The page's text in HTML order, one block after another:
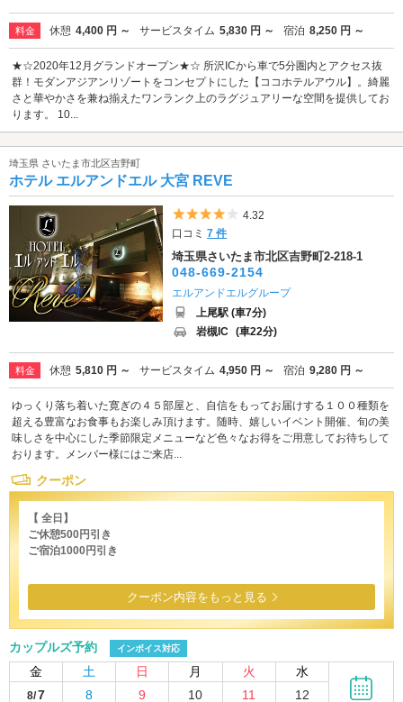
料金 休憩 4,400 円 ～ サービスタイム 5,830 円 ～ 宿泊 8,250 円 ～
★☆2020年12月グランドオープン★☆ 所沢ICから車で5分圏内とアクセス抜
群！モダンアジアンリゾートをコンセプトにした【ココホテルアウル】。綺麗
さと華やかさを兼ね揃えたワンランク上のラグジュアリーな空間を提供してお
ります。 10...
埼玉県 さいたま市北区吉野町
ホテル エルアンドエル 大宮 REVE
5つ星のうち4
4.32
口コミ7 件
埼玉県さいたま市北区吉野町2-218-1
048-669-2154
エルアンドエルグループ
上尾駅 (車7分)
岩槻IC (車22分)
料金 休憩 5,810 円 ～ サービスタイム 4,950 円 ～ 宿泊 9,280 円 ～
ゆっくり落ち着いた寛ぎの４５部屋と、自信をもってお届けする１００種類を
超える豊富なお食事もお楽しみ頂けます。随時、嬉しいイベント開催、旬の美
味しさを中心にした季節限定メニューなど色々なお得をご用意してお待ちして
おります。メンバー様にはご来店...
クーポン
【 全日】
ご休憩500円引き
ご宿泊1000円引き
クーポン内容をもっと見る
カップルズ予約 インボイス対応
金 土 日 月 火 水
8/7 8 9 10 11 12